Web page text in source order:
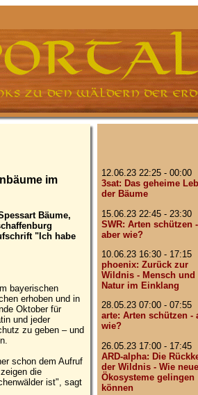
im
Bäume,
"Ich habe
bayerischen
erhoben und in
Oktober für
und jeder
zu geben – und
schon dem Aufruf
die
ist", sagt
12.06.23 22:25 - 00:00
3sat: Das geheime
der Bäume
15.06.23 22:45 - 23:30
SWR: Arten schützen -
aber wie?
10.06.23 16:30 - 17:15
phoenix: Zurück zur
Wildnis - Mensch und
Natur im Einklang
28.05.23 07:00 - 07:55
arte: Arten schützen -
wie?
26.05.23 17:00 - 17:45
ARD-alpha: Die
der Wildnis - Wie neue
Ökosysteme gelingen
können